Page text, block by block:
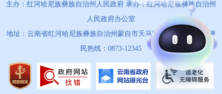
主办：红河哈尼族彝族自治州人民政府 承办：红河哈尼族彝族自治州
人民政府办公室
地址：云南省红河哈尼族彝族自治州蒙自市天马路67号 政务服务便
民热线：0873-12345